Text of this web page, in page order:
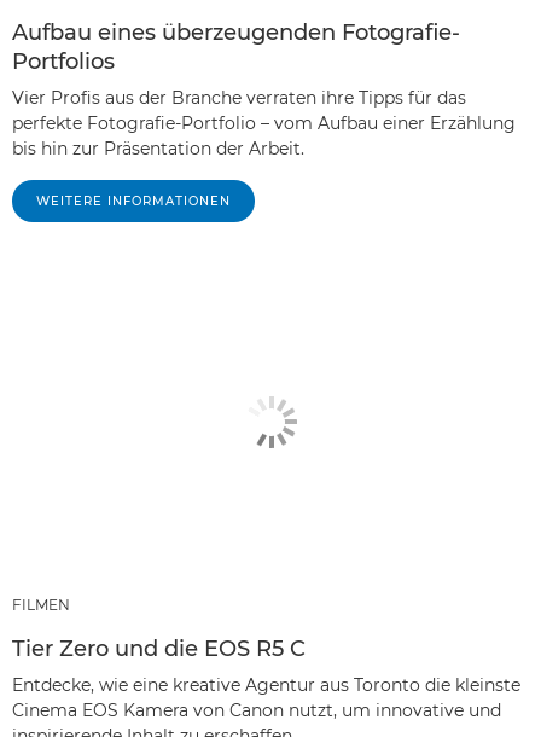
Aufbau eines überzeugenden Fotografie-
Portfolios
Vier Profis aus der Branche verraten ihre Tipps für das
perfekte Fotografie-Portfolio – vom Aufbau einer Erzählung
bis hin zur Präsentation der Arbeit.
WEITERE INFORMATIONEN
FILMEN
Tier Zero und die EOS R5 C
Entdecke, wie eine kreative Agentur aus Toronto die kleinste
Cinema EOS Kamera von Canon nutzt, um innovative und